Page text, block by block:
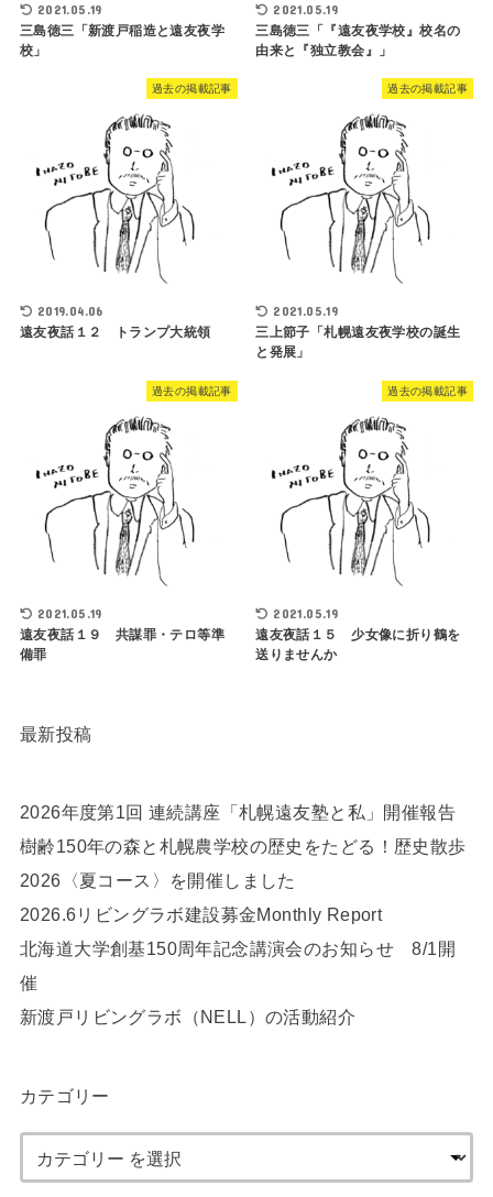
2021.05.19
三島徳三「新渡戸稲造と遠友夜学
校」
2021.05.19
三島徳三「『遠友夜学校』校名の
由来と『独立教会』」
過去の掲載記事
2019.04.06
遠友夜話１２ トランプ大統領
過去の掲載記事
2021.05.19
三上節子「札幌遠友夜学校の誕生
と発展」
過去の掲載記事
2021.05.19
遠友夜話１９ 共謀罪・テロ等準
備罪
過去の掲載記事
2021.05.19
遠友夜話１５ 少女像に折り鶴を
送りませんか
最新投稿
2026年度第1回 連続講座「札幌遠友塾と私」開催報告
樹齢150年の森と札幌農学校の歴史をたどる！歴史散歩
2026〈夏コース〉を開催しました
2026.6リビングラボ建設募金Monthly Report
北海道大学創基150周年記念講演会のお知らせ 8/1開
催
新渡戸リビングラボ（NELL）の活動紹介
カテゴリー